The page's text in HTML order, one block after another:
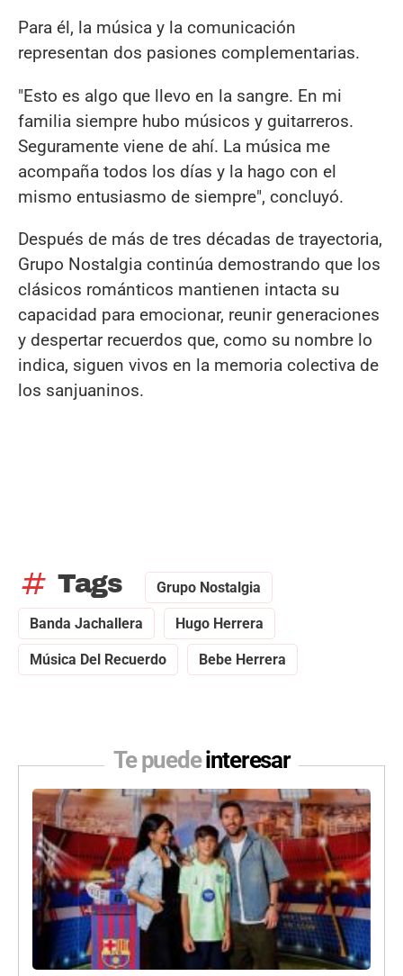
Para él, la música y la comunicación
representan dos pasiones complementarias.
"Esto es algo que llevo en la sangre. En mi
familia siempre hubo músicos y guitarreros.
Seguramente viene de ahí. La música me
acompaña todos los días y la hago con el
mismo entusiasmo de siempre", concluyó.
Después de más de tres décadas de trayectoria,
Grupo Nostalgia continúa demostrando que los
clásicos románticos mantienen intacta su
capacidad para emocionar, reunir generaciones
y despertar recuerdos que, como su nombre lo
indica, siguen vivos en la memoria colectiva de
los sanjuaninos.
tag Tags Grupo Nostalgia
Banda Jachallera Hugo Herrera
Música Del Recuerdo Bebe Herrera
Te puedeinteresar